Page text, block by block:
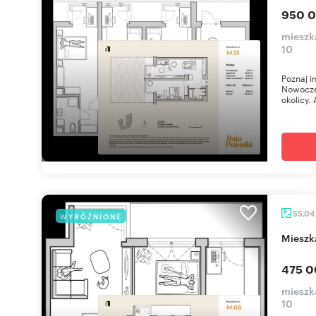
950
10
Poznaj
okolicy.
WYRÓŻNIONE 55,04
475
10